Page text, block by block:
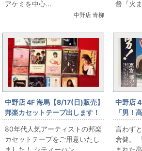
アケミを中心...
中野店 青柳
督『火
中野店 4F 海馬【8/17(日)販売】
邦楽カセットテープ出します！
80年代人気アーティストの邦楽
カセットテープをご用意いたし
ました！ シティーハン...
中野店
「男！
て健さ
言わず
倉健。
まれた